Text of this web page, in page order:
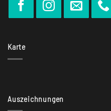
Karte
Auszeichnungen